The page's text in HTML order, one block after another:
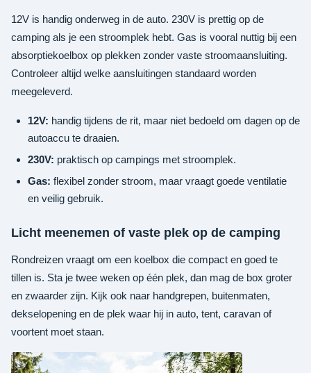
12V is handig onderweg in de auto. 230V is prettig op de
camping als je een stroomplek hebt. Gas is vooral nuttig bij een
absorptiekoelbox op plekken zonder vaste stroomaansluiting.
Controleer altijd welke aansluitingen standaard worden
meegeleverd.
12V: handig tijdens de rit, maar niet bedoeld om dagen op de
autoaccu te draaien.
230V: praktisch op campings met stroomplek.
Gas: flexibel zonder stroom, maar vraagt goede ventilatie
en veilig gebruik.
Licht meenemen of vaste plek op de camping
Rondreizen vraagt om een koelbox die compact en goed te
tillen is. Sta je twee weken op één plek, dan mag de box groter
en zwaarder zijn. Kijk ook naar handgrepen, buitenmaten,
dekselopening en de plek waar hij in auto, tent, caravan of
voortent moet staan.